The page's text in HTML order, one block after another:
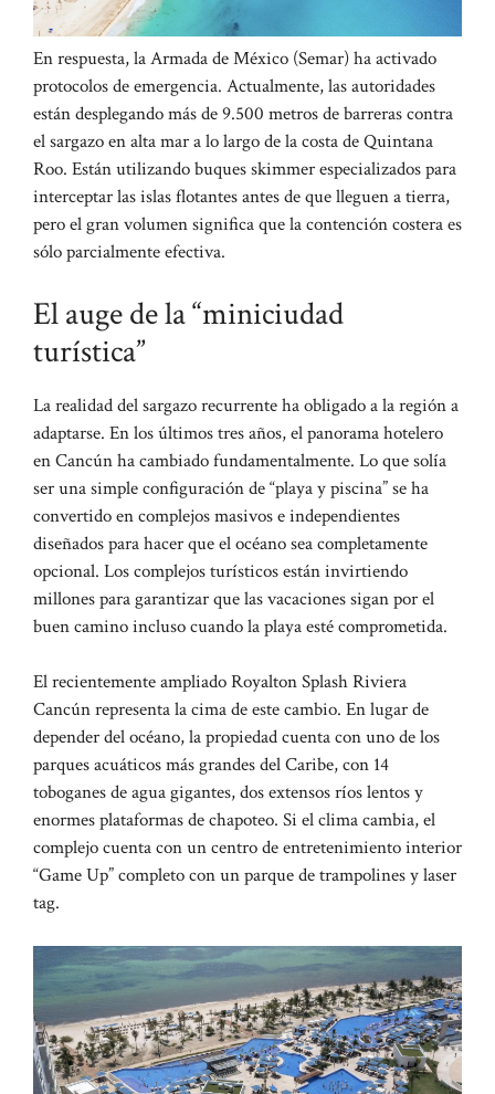
En respuesta, la Armada de México (Semar) ha activado
protocolos de emergencia. Actualmente, las autoridades
están desplegando más de 9.500 metros de barreras contra
el sargazo en alta mar a lo largo de la costa de Quintana
Roo. Están utilizando buques skimmer especializados para
interceptar las islas flotantes antes de que lleguen a tierra,
pero el gran volumen significa que la contención costera es
sólo parcialmente efectiva.
El auge de la “miniciudad
turística”
La realidad del sargazo recurrente ha obligado a la región a
adaptarse. En los últimos tres años, el panorama hotelero
en Cancún ha cambiado fundamentalmente. Lo que solía
ser una simple configuración de “playa y piscina” se ha
convertido en complejos masivos e independientes
diseñados para hacer que el océano sea completamente
opcional. Los complejos turísticos están invirtiendo
millones para garantizar que las vacaciones sigan por el
buen camino incluso cuando la playa esté comprometida.
El recientemente ampliado Royalton Splash Riviera
Cancún representa la cima de este cambio. En lugar de
depender del océano, la propiedad cuenta con uno de los
parques acuáticos más grandes del Caribe, con 14
toboganes de agua gigantes, dos extensos ríos lentos y
enormes plataformas de chapoteo. Si el clima cambia, el
complejo cuenta con un centro de entretenimiento interior
“Game Up” completo con un parque de trampolines y laser
tag.